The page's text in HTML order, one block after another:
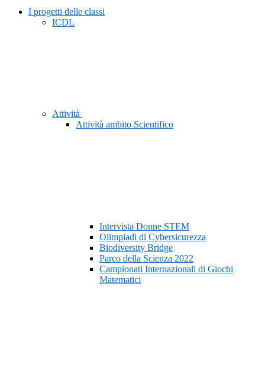
I progetti delle classi
ICDL
Attività
Attività ambito Scientifico
Intervista Donne STEM
Olimpiadi di Cybersicurezza
Biodiversity Bridge
Parco della Scienza 2022
Campionati Internazionali di Giochi
Matematici